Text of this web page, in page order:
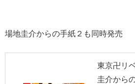
場地圭介からの手紙２も同時発売
東京卍リ
圭介から